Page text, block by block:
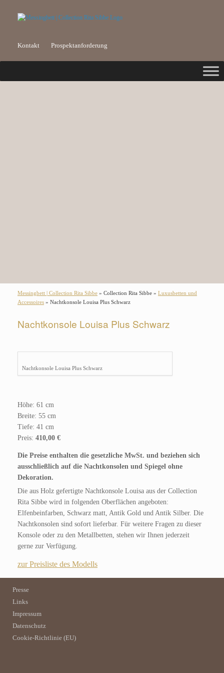
Kontakt Prospektanforderung
Messingbett | Collection Rita Sibbe » Collection Rita Sibbe » Luxusbetten und
Accessoires » Nachtkonsole Louisa Plus Schwarz
Nachtkonsole Louisa Plus Schwarz
Nachtkonsole Louisa Plus Schwarz
Höhe: 61 cm
Breite: 55 cm
Tiefe: 41 cm
Preis: 410,00 €
Die Preise enthalten die gesetzliche MwSt. und beziehen sich
ausschließlich auf die Nachtkonsolen und Spiegel ohne
Dekoration.
Die aus Holz gefertigte Nachtkonsole Louisa aus der Collection
Rita Sibbe wird in folgenden Oberflächen angeboten:
Elfenbeinfarben, Schwarz matt, Antik Gold und Antik Silber. Die
Nachtkonsolen sind sofort lieferbar. Für weitere Fragen zu dieser
Konsole oder zu den Metallbetten, stehen wir Ihnen jederzeit
gerne zur Verfügung.
zur Preisliste des Modells
Presse
Links
Impressum
Datenschutz
Cookie-Richtlinie (EU)